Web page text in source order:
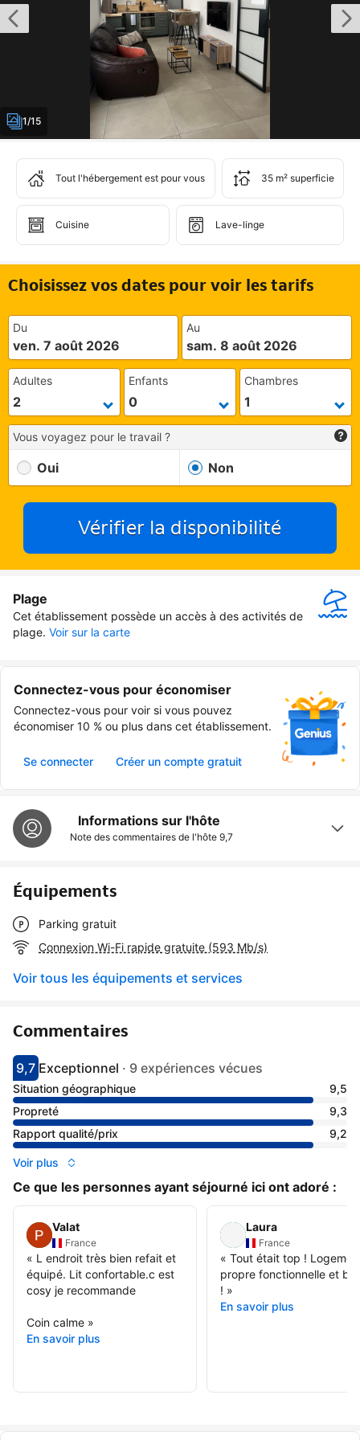
1/15
Tout l'hébergement est pour vous 35 m² superficie
Cuisine Lave-linge
Choisissez vos dates pour voir les tarifs
Du
ven. 7 août 2026
Au
sam. 8 août 2026
Adultes Enfants Chambres
Vous voyagez pour le travail ?
Oui Non
Vérifier la disponibilité
Plage
Cet établissement possède un accès à des activités de
plage. Voir sur la carte
Connectez-vous pour économiser
Connectez-vous pour voir si vous pouvez
économiser 10 % ou plus dans cet établissement.
Se connecter Créer un compte gratuit
Informations sur l'hôte
Note des commentaires de l'hôte 9,7
Équipements
Parking gratuit
Connexion Wi-Fi rapide gratuite (593 Mb/s)
Voir tous les équipements et services
Commentaires
Avec une note de 9.7
9,7
exceptionnel
Exceptionnel · 9 expériences vécues
Situation géographique
9,5
Propreté
9,3
Rapport qualité/prix
9,2
Voir plus
Ce que les personnes ayant séjourné ici ont adoré :
Valat
France
« L endroit très bien refait et
équipé. Lit confortable.c est
cosy je recommande
Coin calme »
En savoir plus
Laura
France
« Tout était top !
propre fonctionnelle et
! »
En savoir plus